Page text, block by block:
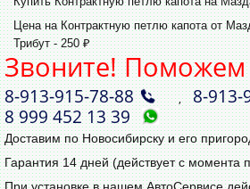
Цена на Контрактную петлю капота от
Трибут - 250 ₽
Звоните!
8‑913‑915‑78‑88 ,
8 999 452 13 39
Доставим по Новосибирску и его
Гарантия 14 дней (действует с момента
При установке в нашем АвтоСервисе